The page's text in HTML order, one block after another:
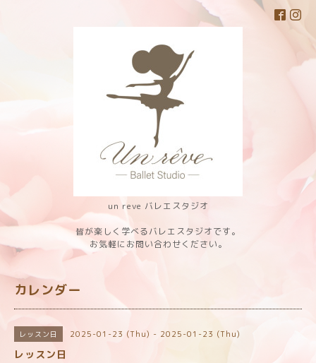
un reve バレエスタジオ
皆が楽しく学べるバレエスタジオです。
お気軽にお問い合わせください。
カレンダー
レッスン日 2025-01-23 (Thu) - 2025-01-23 (Thu)
レッスン日